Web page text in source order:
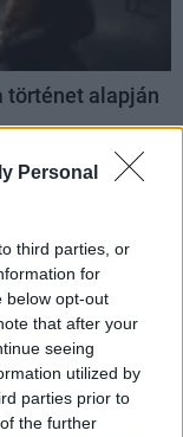
Personal
third parties, or
for
below opt-out
that after your
seeing
utilized by
parties prior to
the further
történet alapján